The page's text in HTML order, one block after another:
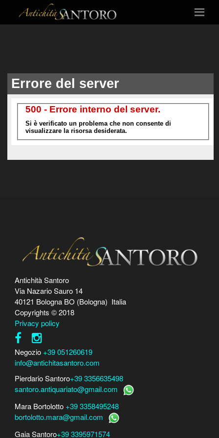
Antichità Santoro
Via Nazario Sauro 14
40121 Bologna BO (Bologna) Italia
Copyrights © 2018
Privacy policy
Negozio +39 051260619
info@antichitasantoro.com
Pierdario Santoro+39 3356635498
santoro.antiquariato@gmail.com
Mara Bortolotto +39 3358495248
bortolotto.mara@gmail.com
Gaia Santoro+39 3395971574